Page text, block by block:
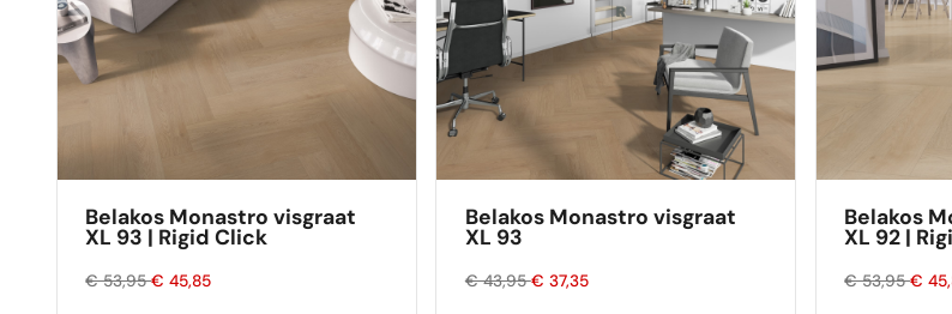
Belakos Monastro visgraat
XL 93 | Rigid Click
€ 53,95€ 45,85
Belakos Monastro visgraat
XL 93
€ 43,95€ 37,35
Belakos
XL 92 |
€ 53,95€